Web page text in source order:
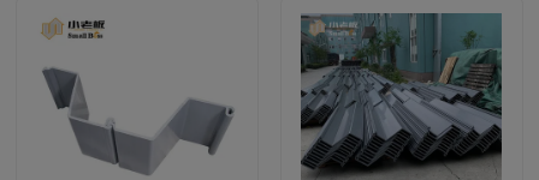
اطلب اقتباس
الوسائط المرشحة MBBR
MBBR بيو ميديا